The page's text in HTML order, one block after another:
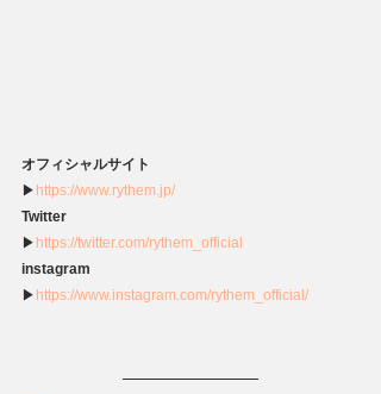
オフィシャルサイト
▶ https://www.rythem.jp/
Twitter
▶ https://twitter.com/rythem_official
instagram
▶ https://www.instagram.com/rythem_official/